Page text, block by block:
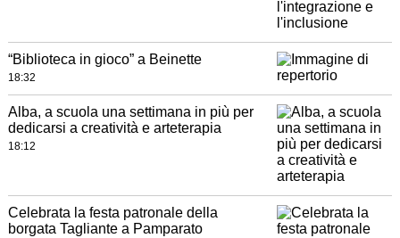
“Biblioteca in gioco” a Beinette
18:32
Alba, a scuola una settimana in più per
dedicarsi a creatività e arteterapia
18:12
Celebrata la festa patronale della
borgata Tagliante a Pamparato